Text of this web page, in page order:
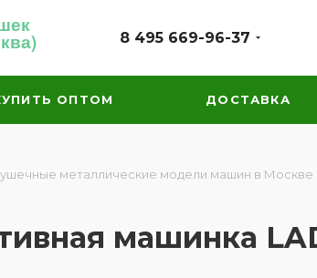
8 495 669-96-37
ОПТОМ ДОСТАВКА
металлические модели машин в Москве
машинка